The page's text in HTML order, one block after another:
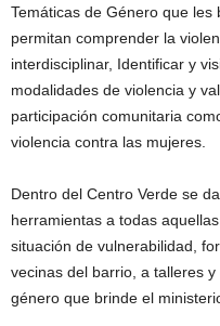
Temáticas de Género que
permitan comprender la
interdisciplinar, Identificar y
modalidades de violencia y
participación comunitaria
violencia contra las mujeres.
Dentro del Centro Verde se
herramientas a todas
situación de vulnerabilidad,
vecinas del barrio, a talleres
género que brinde el